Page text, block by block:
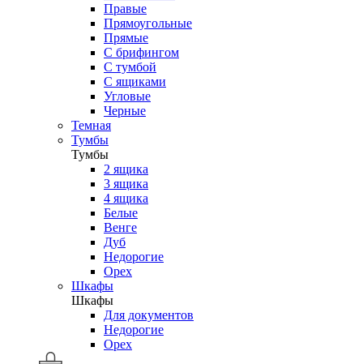
Правые
Прямоугольные
Прямые
С брифингом
С тумбой
С ящиками
Угловые
Черные
Темная
Тумбы
Тумбы
2 ящика
3 ящика
4 ящика
Белые
Венге
Дуб
Недорогие
Орех
Шкафы
Шкафы
Для документов
Недорогие
Орех